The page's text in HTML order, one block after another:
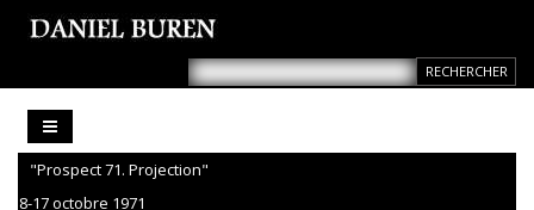
"Prospect 71. Projection"
8-17 octobre 1971